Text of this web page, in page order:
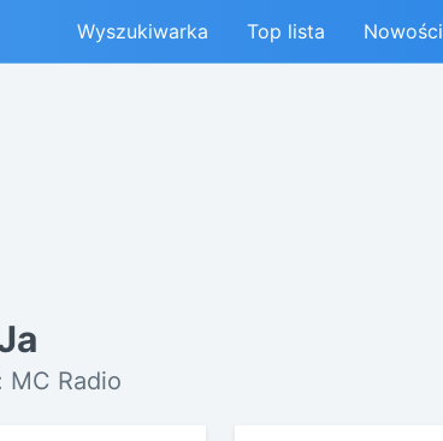
Wyszukiwarka Top lista Nowości
Radio